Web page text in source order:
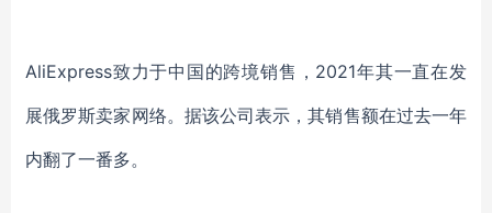
AliExpress致力于中国的跨境销售， 2021年其一直在发
展俄罗斯卖家网络。 据该公司表示，其销售额在过去一年
内翻了一番多。